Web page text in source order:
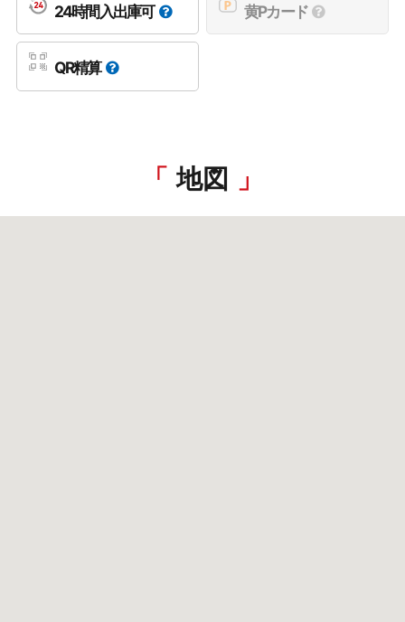
24時間入出庫可 黄Pカード
QR精算
地図